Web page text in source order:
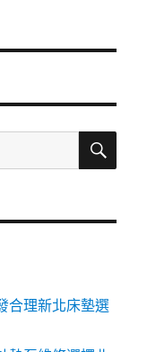
搜
合理新北床墊選